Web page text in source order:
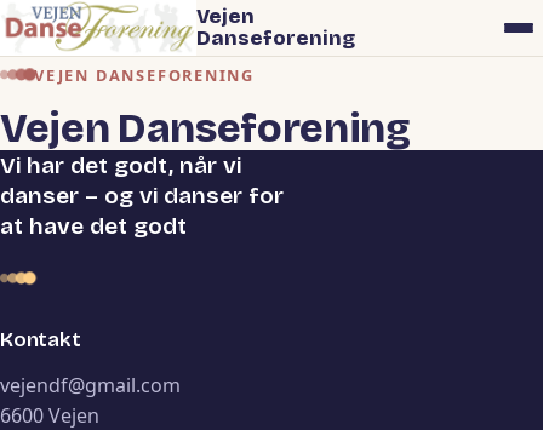
Vejen
Danseforening
VEJEN DANSEFORENING
Vejen Danseforening
Vi har det godt, når vi
danser – og vi danser for
at have det godt
Kontakt
vejendf@gmail.com
6600 Vejen